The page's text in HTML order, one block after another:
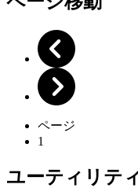
ページ
1
ユーティリテ